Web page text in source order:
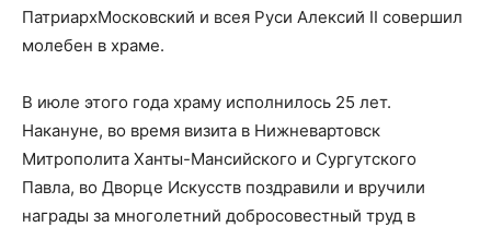
ПатриархМосковский и всея Руси Алексий II совершил
молебен в храме.
В июле этого года храму исполнилось 25 лет.
Накануне, во время визита в Нижневартовск
Митрополита Ханты-Мансийского и Сургутского
Павла, во Дворце Искусств поздравили и вручили
награды за многолетний добросовестный труд в